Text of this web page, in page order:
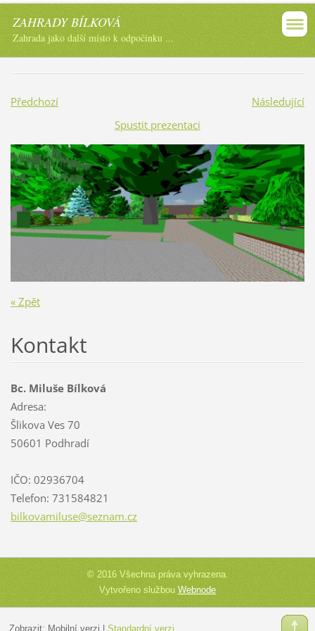
ZAHRADY BÍLKOVÁ
Zahrada jako další místo k odpočinku ...
Předchozí
Následující
Spustit prezentaci
« Zpět
Kontakt
Bc. Miluše Bílková
Adresa:
Šlikova Ves 70
50601 Podhradí
IČO: 02936704
Telefon: 731584821
bilkovamiluse@seznam.cz
© 2016 Všechna práva vyhrazena.
Vytvořeno službouWebnode
Zobrazit: Mobilní verzi Standardní verzi